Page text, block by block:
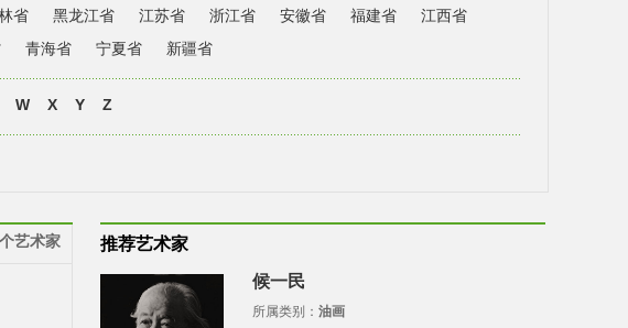
省 黑龙江省 江苏省 浙江省 安徽省 福建省
江西省
青海省 宁夏省 新疆省
W X Y Z
艺术家 推荐艺术家
候一民
所属类别： 油画